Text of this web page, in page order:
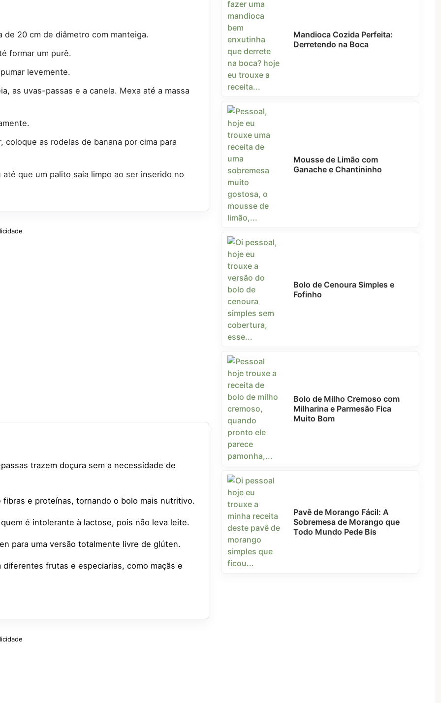
de 20 cm de diâmetro com manteiga.
formar um purê.
levemente.
as uvas-passas e a canela. Mexa até a massa
coloque as rodelas de banana por cima para
que um palito saia limpo ao ser inserido no
trazem doçura sem a necessidade de
e proteínas, tornando o bolo mais nutritivo.
é intolerante à lactose, pois não leva leite.
para uma versão totalmente livre de glúten.
frutas e especiarias, como maçãs e
Mandioca Cozida Perfeita:
Derretendo na Boca
Mousse de Limão com
Ganache e Chantininho
Bolo de Cenoura Simples e
Fofinho
Bolo de Milho Cremoso com
Milharina e Parmesão Fica
Muito Bom
Pavê de Morango Fácil: A
Sobremesa de Morango que
Todo Mundo Pede Bis